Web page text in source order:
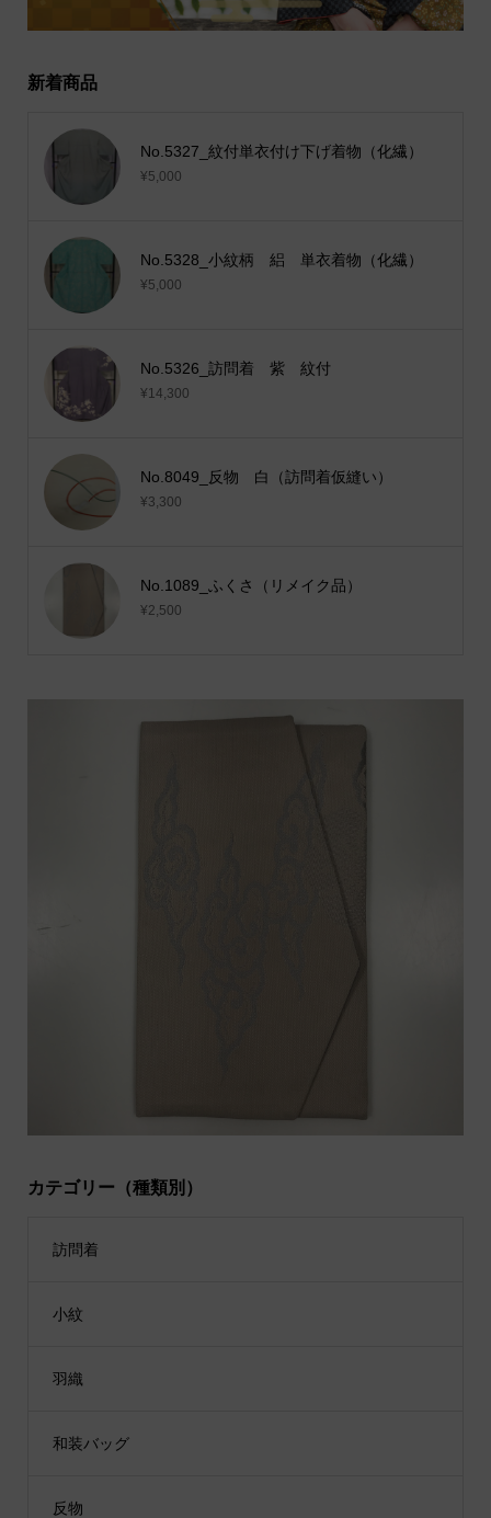
新着商品
No.5327_紋付単衣付け下げ着物（化繊）
¥5,000
No.5328_小紋柄 絽 単衣着物（化繊）
¥5,000
No.5326_訪問着 紫 紋付
¥14,300
No.8049_反物 白（訪問着仮縫い）
¥3,300
No.1089_ふくさ（リメイク品）
¥2,500
カテゴリー（種類別）
訪問着
小紋
羽織
和装バッグ
反物